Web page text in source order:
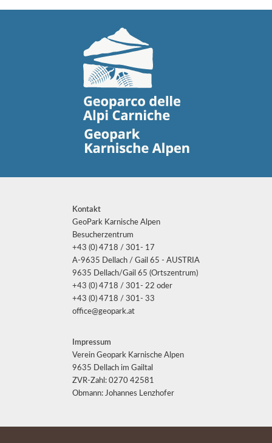
Kontakt
GeoPark Karnische Alpen
Besucherzentrum
+43 (0) 4718 / 301- 17
A-9635 Dellach / Gail 65 - AUSTRIA
9635 Dellach/Gail 65 (Ortszentrum)
+43 (0) 4718 / 301- 22 oder
+43 (0) 4718 / 301- 33
office@geopark.at
Impressum
Verein Geopark Karnische Alpen
9635 Dellach im Gailtal
ZVR-Zahl: 0270 42581
Obmann: Johannes Lenzhofer